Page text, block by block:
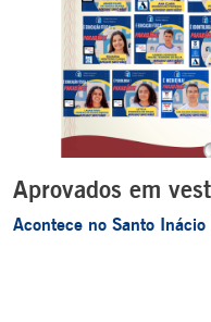
Aprovados em
Acontece no Santo Inácio